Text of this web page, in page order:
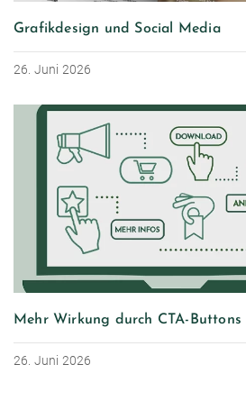
Grafikdesign und Social Media
26. Juni 2026
Mehr Wirkung durch CTA-Buttons
26. Juni 2026